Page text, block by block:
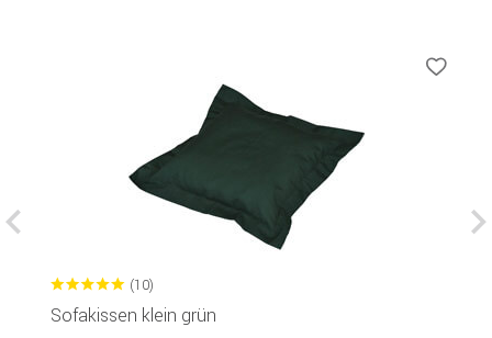
(10)
Sofakissen klein grün